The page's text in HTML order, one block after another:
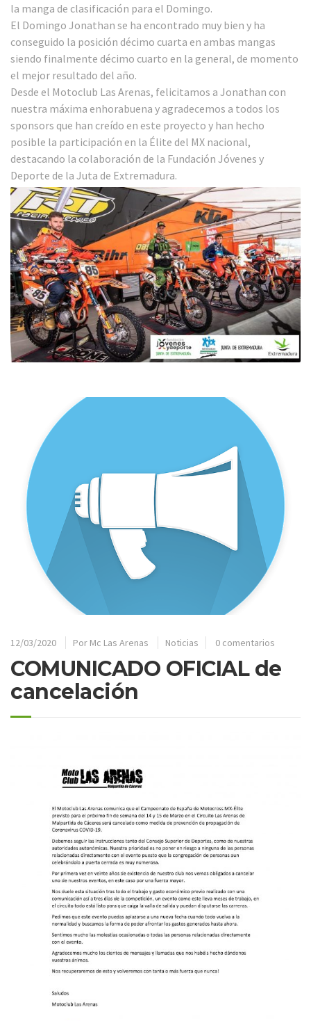
la manga de clasificación para el Domingo.
El Domingo Jonathan se ha encontrado muy bien y ha
conseguido la posición décimo cuarta en ambas mangas
siendo finalmente décimo cuarto en la general, de momento
el mejor resultado del año.
Desde el Motoclub Las Arenas, felicitamos a Jonathan con
nuestra máxima enhorabuena y agradecemos a todos los
sponsors que han creído en este proyecto y han hecho
posible la participación en la Élite del MX nacional,
destacando la colaboración de la Fundación Jóvenes y
Deporte de la Juta de Extremadura.
12/03/2020 Por Mc Las Arenas Noticias 0 comentarios
COMUNICADO OFICIAL de
cancelación